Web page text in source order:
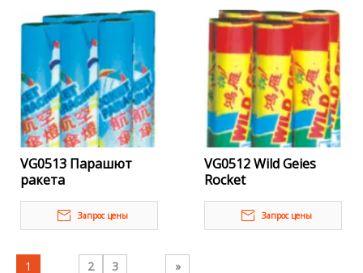
VG0513 Парашют
ракета
Запрос цены
VG0512 Wild Geies
Rocket
Запрос цены
1 2 3 »